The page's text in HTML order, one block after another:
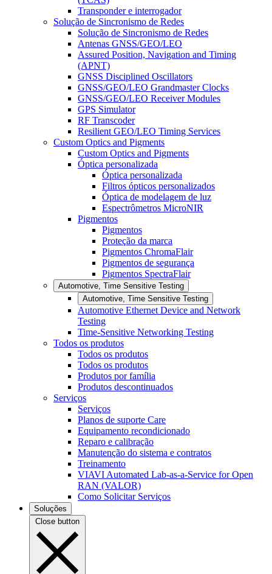
Transponder e interrogador
Solução de Sincronismo de Redes
Solução de Sincronismo de Redes
Antenas GNSS/GEO/LEO
Assured Position, Navigation and Timing
(APNT)
GNSS Disciplined Oscillators
GNSS/GEO/LEO Grandmaster Clocks
GNSS/GEO/LEO Receiver Modules
GPS Simulator
RF Transcoder
Resilient GEO/LEO Timing Services
Custom Optics and Pigments
Custom Optics and Pigments
Óptica personalizada
Óptica personalizada
Filtros ópticos personalizados
Óptica de modelagem de luz
Espectrômetros MicroNIR
Pigmentos
Pigmentos
Proteção da marca
Pigmentos ChromaFlair
Pigmentos de segurança
Pigmentos SpectraFlair
Automotive, Time Sensitive Testing
Automotive, Time Sensitive Testing
Automotive Ethernet Device and Network
Testing
Time-Sensitive Networking Testing
Todos os produtos
Todos os produtos
Todos os produtos
Produtos por família
Produtos descontinuados
Serviços
Serviços
Planos de suporte Care
Equipamento recondicionado
Reparo e calibração
Manutenção do sistema e contratos
Treinamento
VIAVI Automated Lab-as-a-Service for Open
RAN (VALOR)
Como Solicitar Serviços
Soluções
Close button